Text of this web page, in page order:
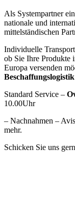
Als Systempartner
nationale und
mittelständischen
Individuelle
ob Sie Ihre Produkte
Europa versenden
Beschaffungslogistik
Standard Service –
10.00Uhr
– Nachnahmen –
mehr.
Schicken Sie uns